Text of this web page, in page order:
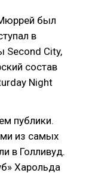
был
в
Second City,
состав
Night
публики.
из самых
в Голливуд.
Харольда